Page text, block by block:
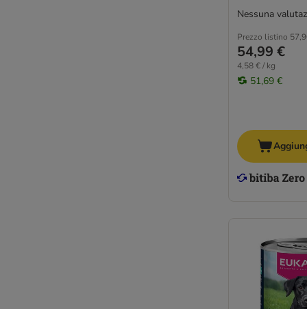
Prezzo listino
54,99 €
4,58 € / kg
51,69 €
Nessuna